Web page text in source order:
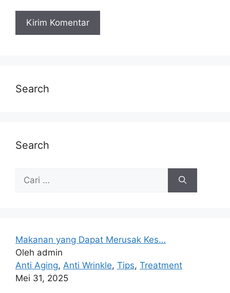
Search
Search
Makanan yang Dapat Merusak Kes…
Oleh admin
Anti Aging, Anti Wrinkle, Tips, Treatment
Mei 31, 2025